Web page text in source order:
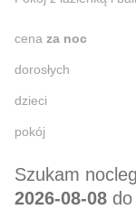
cena za noc
dorosłych
dzieci
pokój
Szukam
2026-08-08 do